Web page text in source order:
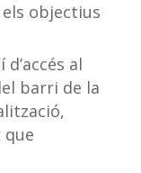
els objectius
al
barri de la